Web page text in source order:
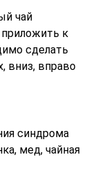
чай
к
сделать
вниз, вправо
синдрома
мед, чайная